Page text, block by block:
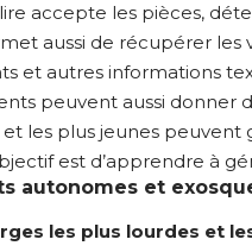
accepte les pièces,
aussi de récupérer les
et autres informations
peuvent aussi donner
et les plus jeunes
est d’apprendre à
autonomes et
les plus lourdes et